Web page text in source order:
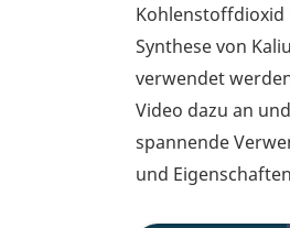
Synthese von
verwendet
Video dazu an
spannende
und